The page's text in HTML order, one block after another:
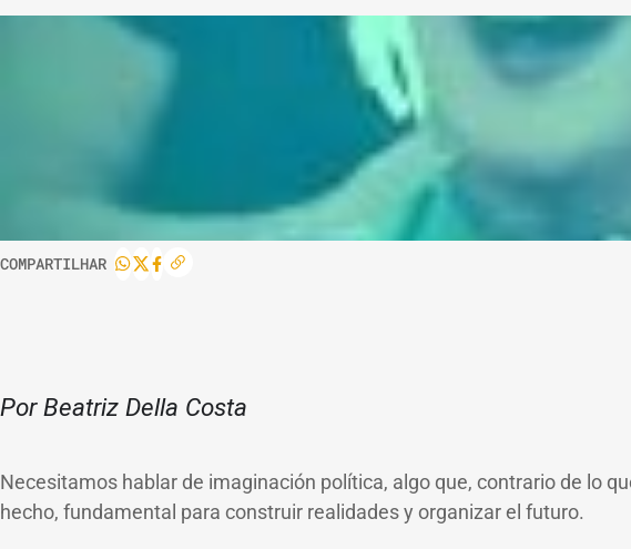
COMPARTILHAR
Por Beatriz Della Costa
Necesitamos hablar de imaginación política, algo que, contrario de lo
hecho, fundamental para construir realidades y organizar el futuro.